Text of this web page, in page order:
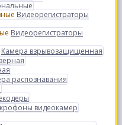
Видеорегистраторы
Видеорегистраторы
Камера взрывозащищенная
распознавания
видеокамер